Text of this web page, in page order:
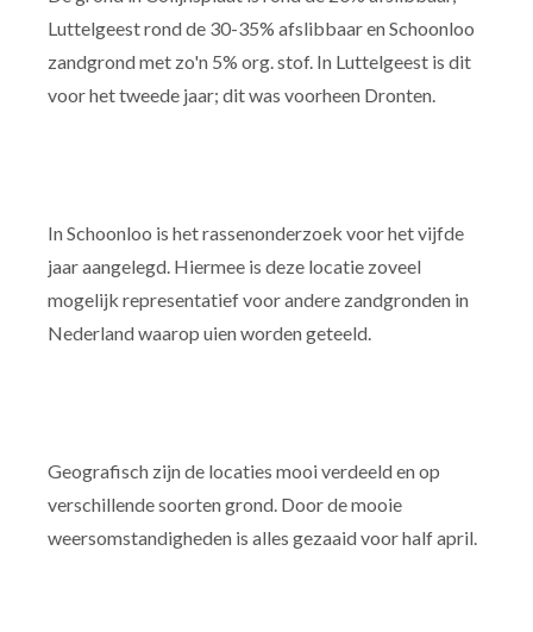
Luttelgeest rond de 30-35% afslibbaar en Schoonloo
zandgrond met zo'n 5% org. stof. In Luttelgeest is dit
voor het tweede jaar; dit was voorheen Dronten.
In Schoonloo is het rassenonderzoek voor het vijfde
jaar aangelegd. Hiermee is deze locatie zoveel
mogelijk representatief voor andere zandgronden in
Nederland waarop uien worden geteeld.
Geografisch zijn de locaties mooi verdeeld en op
verschillende soorten grond. Door de mooie
weersomstandigheden is alles gezaaid voor half april.